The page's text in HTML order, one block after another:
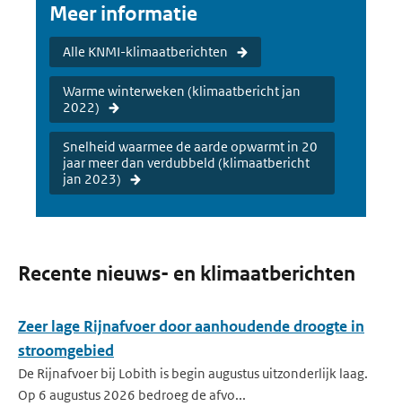
Meer informatie
Alle KNMI-klimaatberichten
Warme winterweken (klimaatbericht jan
2022)
Snelheid waarmee de aarde opwarmt in 20
jaar meer dan verdubbeld (klimaatbericht
jan 2023)
Recente nieuws- en klimaatberichten
Zeer lage Rijnafvoer door aanhoudende droogte in
stroomgebied
De Rijnafvoer bij Lobith is begin augustus uitzonderlijk laag.
Op 6 augustus 2026 bedroeg de afvo...